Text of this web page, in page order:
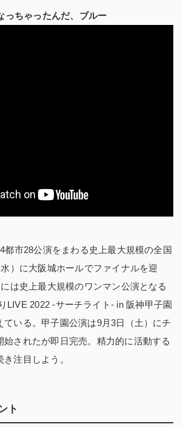
っちゃったんだ、ブルー
都市28公演をまわる史上最大規模の全国
）に大阪城ホールでファイナルを迎
は史上最大規模のワンマン公演となる
LIVE 2022 -サーチライト- in 阪神甲子園
ている。甲子園公演は9月3日（土）にチ
始されたが即日完売。精力的に活動する
注目しよう。
ト